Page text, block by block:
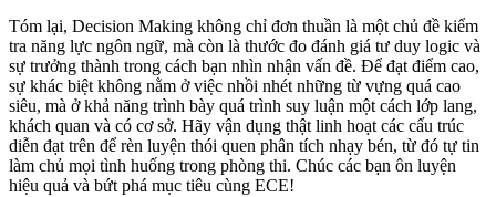
Tóm lại, Decision Making không chỉ đơn thuần là một chủ đề kiểm
tra năng lực ngôn ngữ, mà còn là thước đo đánh giá tư duy logic và
sự trưởng thành trong cách bạn nhìn nhận vấn đề. Để đạt điểm cao,
sự khác biệt không nằm ở việc nhồi nhét những từ vựng quá cao
siêu, mà ở khả năng trình bày quá trình suy luận một cách lớp lang,
khách quan và có cơ sở. Hãy vận dụng thật linh hoạt các cấu trúc
diễn đạt trên để rèn luyện thói quen phân tích nhạy bén, từ đó tự tin
làm chủ mọi tình huống trong phòng thi. Chúc các bạn ôn luyện
hiệu quả và bứt phá mục tiêu cùng ECE!